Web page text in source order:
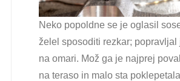
Neko popoldne se je oglasil
želel sposoditi rezkar; popravljal
na omari. Mož ga je najprej
na teraso in malo sta